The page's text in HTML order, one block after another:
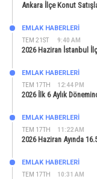
Ankara İlçe Konut
TEM 21ST 9:40 AM
EMLAK HABERLERI
2026 Haziran İstanbul
TEM 17TH 12:44 PM
EMLAK HABERLERI
2026 İlk 6 Aylık
TEM 17TH 11:22 AM
EMLAK HABERLERI
2026 Haziran Ayında
TEM 17TH 10:31 AM
EMLAK HABERLERI